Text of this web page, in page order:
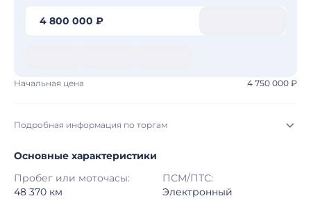
4 800 000 ₽
Начальная цена 4 750 000 ₽
Подробная информация по торгам
Начало торгов: 29.07.2026, 23:02 МСК
Конец торгов: 06.08.2026, 21:20 МСК
Основные характеристики
Пробег или моточасы:
48 370 км
ПСМ/ПТС:
Электронный